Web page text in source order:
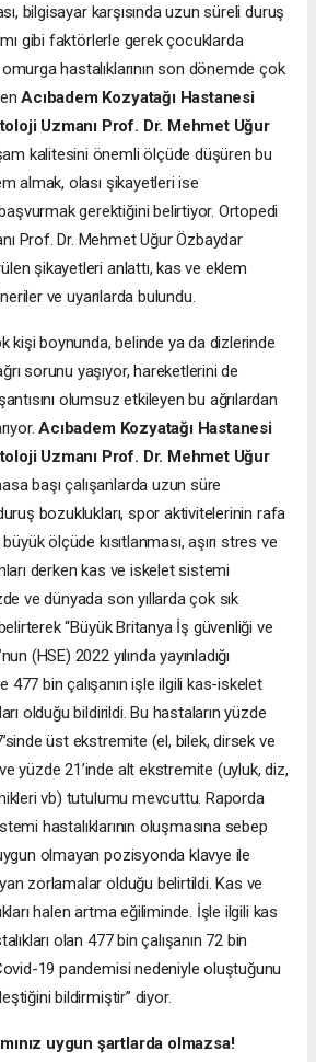
bilgisayar karşısında uzun süreli duruş
gibi faktörlerle gerek çocuklarda
hastalıklarının son dönemde çok
Acıbadem Kozyatağı Hastanesi
Uzmanı Prof. Dr. Mehmet Uğur
kalitesini önemli ölçüde düşüren bu
almak, olası şikayetleri ise
gerektiğini belirtiyor. Ortopedi
Prof. Dr. Mehmet Uğur Özbaydar
şikayetleri anlattı, kas ve eklem
ve uyarılarda bulundu.
kişi boynunda, belinde ya da dizlerinde
sorunu yaşıyor, hareketlerini de
olumsuz etkileyen bu ağrılardan
Acıbadem Kozyatağı Hastanesi
Uzmanı Prof. Dr. Mehmet Uğur
başı çalışanlarda uzun süre
bozuklukları, spor aktivitelerinin rafa
ölçüde kısıtlanması, aşırı stres ve
derken kas ve iskelet sistemi
ve dünyada son yıllarda çok sık
“Büyük Britanya İş güvenliği ve
(HSE) 2022 yılında yayınladığı
477 bin çalışanın işle ilgili kas-iskelet
olduğu bildirildi. Bu hastaların yüzde
üst ekstremite (el, bilek, dirsek ve
yüzde 21’inde alt ekstremite (uyluk, diz,
vb) tutulumu mevcuttu. Raporda
hastalıklarının oluşmasına sebep
olmayan pozisyonda klavye ile
zorlamalar olduğu belirtildi. Kas ve
halen artma eğiliminde. İşle ilgili kas
olan 477 bin çalışanın 72 bin
19 pandemisi nedeniyle oluştuğunu
bildirmiştir” diyor.
uygun şartlarda olmazsa!